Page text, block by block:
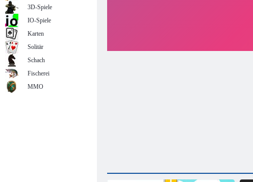
3D-Spiele
IO-Spiele
Karten
Solitär
Schach
Fischerei
MMO